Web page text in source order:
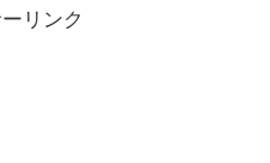
リンク